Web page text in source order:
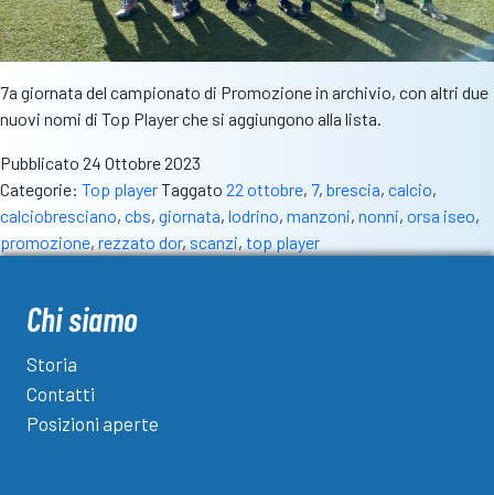
7a giornata del campionato di Promozione in archivio, con altri due
nuovi nomi di Top Player che si aggiungono alla lista.
Pubblicato 24 Ottobre 2023
Categorie: Top playerTaggato 22 ottobre, 7, brescia, calcio,
calciobresciano, cbs, giornata, lodrino, manzoni, nonni, orsa iseo,
promozione, rezzato dor, scanzi, top player
Chi siamo
Storia
Contatti
Posizioni aperte